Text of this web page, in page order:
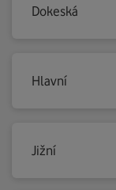
Dokeská
Hlavní
Jižní